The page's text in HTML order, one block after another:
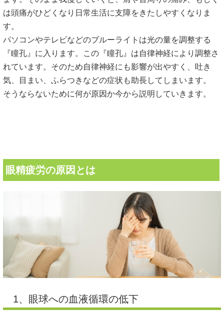
は頭痛がひどくなり日常生活に支障をきたしやすくなりま
す。
パソコンやテレビなどのブルーライトは光の量を調整する
『瞳孔』に入ります。この『瞳孔』は自律神経により調整さ
れています。そのため自律神経にも影響が出やすく、吐き
気、目まい、ふらつきなどの症状も助長してしまいます。
そうならないために何が原因か今から説明していきます。
眼精疲労の原因とは
1、眼球への血液循環の低下